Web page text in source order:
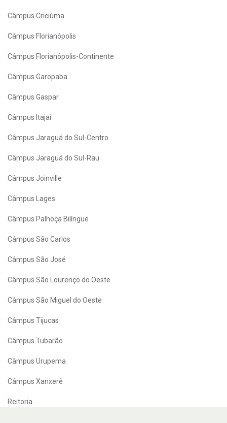
Câmpus Criciúma
Câmpus Florianópolis
Câmpus Florianópolis-Continente
Câmpus Garopaba
Câmpus Gaspar
Câmpus Itajaí
Câmpus Jaraguá do Sul-Centro
Câmpus Jaraguá do Sul-Rau
Câmpus Joinville
Câmpus Lages
Câmpus Palhoça Bilíngue
Câmpus São Carlos
Câmpus São José
Câmpus São Lourenço do Oeste
Câmpus São Miguel do Oeste
Câmpus Tijucas
Câmpus Tubarão
Câmpus Urupema
Câmpus Xanxerê
Reitoria